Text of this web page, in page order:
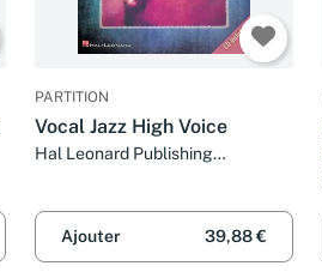
PARTITION
Vocal Jazz High Voice
Hal Leonard Publishing
Ajouter 39,88 €